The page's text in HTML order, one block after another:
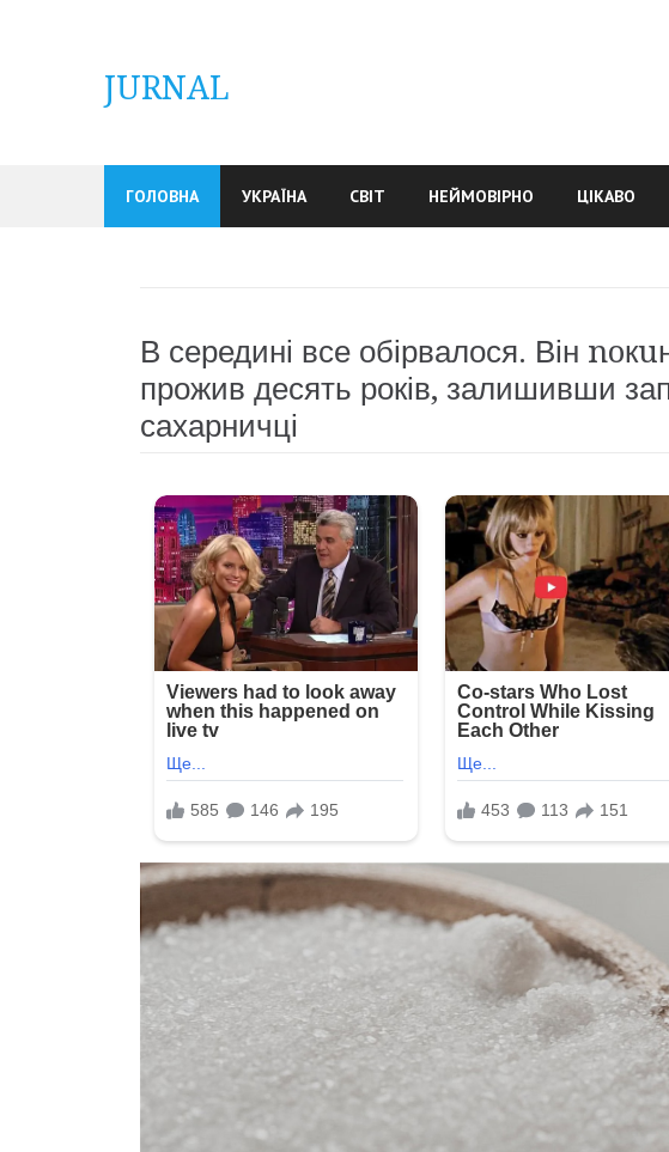
JURNAL
ГОЛОВНА УКРАЇНА СВІТ НЕЙМОВІРНО ЦІКАВО
В середині все обірвалося. Він
прожив десять років, залишивши
сахарничці